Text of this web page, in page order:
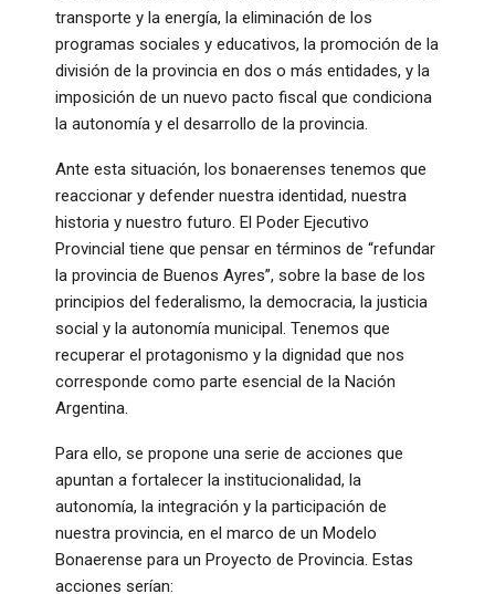
transporte y la energía, la eliminación de los
programas sociales y educativos, la promoción de la
división de la provincia en dos o más entidades, y la
imposición de un nuevo pacto fiscal que condiciona
la autonomía y el desarrollo de la provincia.
Ante esta situación, los bonaerenses tenemos que
reaccionar y defender nuestra identidad, nuestra
historia y nuestro futuro. El Poder Ejecutivo
Provincial tiene que pensar en términos de “refundar
la provincia de Buenos Ayres”, sobre la base de los
principios del federalismo, la democracia, la justicia
social y la autonomía municipal. Tenemos que
recuperar el protagonismo y la dignidad que nos
corresponde como parte esencial de la Nación
Argentina.
Para ello, se propone una serie de acciones que
apuntan a fortalecer la institucionalidad, la
autonomía, la integración y la participación de
nuestra provincia, en el marco de un Modelo
Bonaerense para un Proyecto de Provincia. Estas
acciones serían: